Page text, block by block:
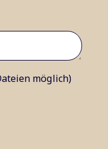
möglich)